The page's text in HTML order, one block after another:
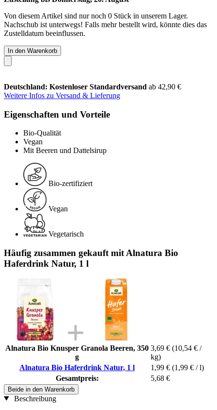
Von diesem Artikel sind nur noch 0 Stück in unserem Lager.
Nachschub ist unterwegs! Falls mehr bestellt wird, könnte dies das
Zustelldatum beeinflussen.
In den Warenkorb
Deutschland: Kostenloser Standardversand ab 42,90 €
Weitere Infos zu Versand & Lieferung
Eigenschaften und Vorteile
Bio-Qualität
Vegan
Mit Beeren und Dattelsirup
Bio-zertifiziert
Vegan
Vegetarisch
Häufig zusammen gekauft mit Alnatura Bio
Haferdrink Natur, 1 l
Alnatura Bio Knusper Granola Beeren, 350
g
3,69 € (10,54 € /
kg)
Alnatura Bio Haferdrink Natur, 1 l
1,99 € (1,99 € / l)
Gesamtpreis:
5,68 €
Beide in den Warenkorb
Beschreibung